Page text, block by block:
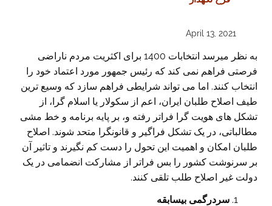
April 13, 2021
به نظر میرسد انتخابات 1400 برای اکثریت مردم ناراضی
فرصتی فراهم نمی کند که رئیس جمهور مورد اعتماد خود را
انتخاب کنند. اما می تواند شرایطی فراهم سازد که وسیع ترین
طیف اصلاح طلبان ایران، اعم از سکولار یا اسلام گرا، از
تشکل های هویت گرا فراتر رفته و، بر پایه برنامه و خط مشی
مطالباتی، در یک تشکل فراگیر و قانونگرا متحد شوند. اصلاح
طلبان امکان و اهمیت این تحول را دست کم نگیرند و تاثیر آن
بر سرنوشت کشور را بس فراتر از مشارکت انضمامی در یک
دولت غیر اصلاح طلب تلقی کنند.
سردرگمی بیسابقه